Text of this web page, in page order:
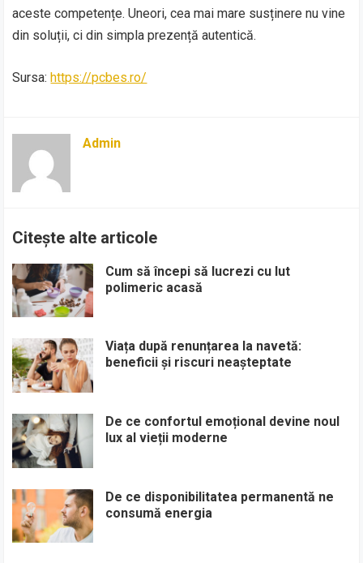
aceste competențe. Uneori, cea mai mare susținere nu vine
din soluții, ci din simpla prezență autentică.
Sursa:https://pcbes.ro/
Admin
Citește alte articole
Cum să începi să lucrezi cu lut
polimeric acasă
Viața după renunțarea la navetă:
beneficii și riscuri neașteptate
De ce confortul emoțional devine noul
lux al vieții moderne
De ce disponibilitatea permanentă ne
consumă energia